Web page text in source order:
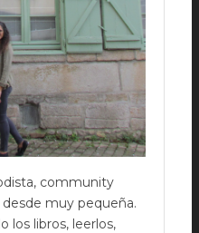
community
muy pequeña.
los libros, leerlos,